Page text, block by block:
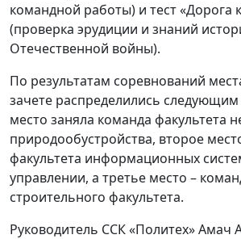
командной работы) и тест «Дорога
(проверка эрудиции и знаний
Отечественной войны).
По результатам соревнований
зачете распределились
место заняла команда факультета
природообустройства, второе
факультета информационных
управлении, а третье место –
строительного факультета.
Руководитель ССК «Политех» Амач